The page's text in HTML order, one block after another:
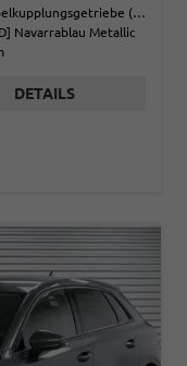
Doppelkupplungsgetriebe (DSG)
Navarrablau Metallic
DETAILS